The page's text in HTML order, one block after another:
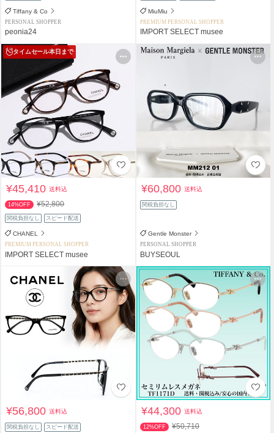
Tiffany & Co
PERSONAL SHOPPER
peonia24
MiuMiu
PREMIUM PERSONAL SHOPPER
IMPORT SELECT musee
タイムセール本日まで
¥45,410送料込
14%OFF ¥52,800
関税負担なし スピード配送
CHANEL
PREMIUM PERSONAL SHOPPER
IMPORT SELECT musee
¥60,800送料込
関税負担なし
Gentle Monster
PERSONAL SHOPPER
BUYSEOUL
¥56,800送料込
関税負担なし スピード配送
¥44,300送料込
12%OFF ¥50,710